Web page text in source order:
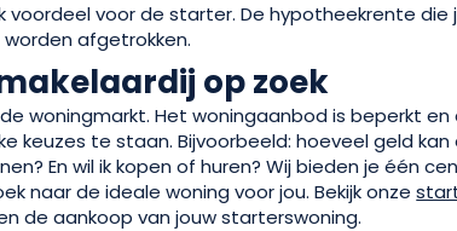
voordeel voor de starter. De hypotheekrente
afgetrokken.
op zoek
woningmarkt. Het woningaanbod is beperkt
keuzes te staan. Bijvoorbeeld: hoeveel geld kan
En wil ik kopen of huren? Wij bieden je één
naar de ideale woning voor jou. Bekijk onze
de aankoop van jouw starterswoning.